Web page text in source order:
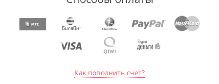
Как пополнить счет?